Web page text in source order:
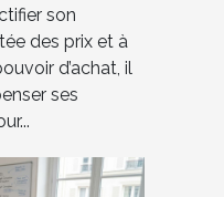
son
des prix et à
d’achat, il
ses